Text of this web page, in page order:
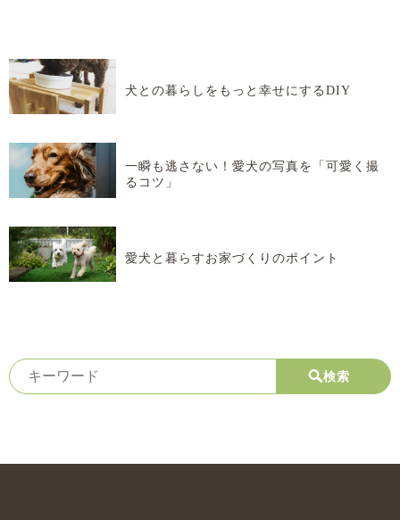
犬との暮らしをもっと幸せにするDIY
一瞬も逃さない！愛犬の写真を「可愛く撮
るコツ」
愛犬と暮らすお家づくりのポイント
検索